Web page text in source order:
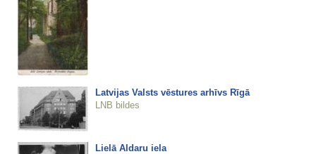
Latvijas Valsts vēstures arhīvs Rīgā
LNB bildes
Lielā Aldaru iela